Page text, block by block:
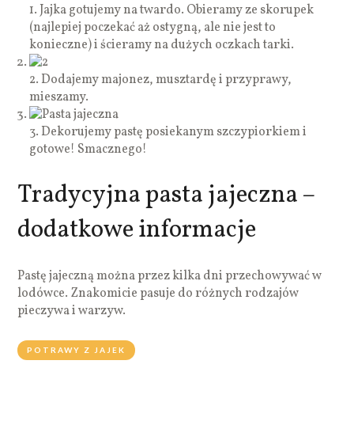
1. Jajka gotujemy na twardo. Obieramy ze skorupek
(najlepiej poczekać aż ostygną, ale nie jest to
konieczne) i ścieramy na dużych oczkach tarki.
2. Dodajemy majonez, musztardę i przyprawy,
mieszamy.
3. Dekorujemy pastę posiekanym szczypiorkiem i
gotowe! Smacznego!
Tradycyjna pasta jajeczna –
dodatkowe informacje
Pastę jajeczną można przez kilka dni przechowywać w
lodówce. Znakomicie pasuje do różnych rodzajów
pieczywa i warzyw.
POTRAWY Z JAJEK